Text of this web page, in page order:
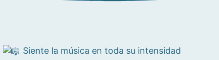
Siente la música en toda su intensidad